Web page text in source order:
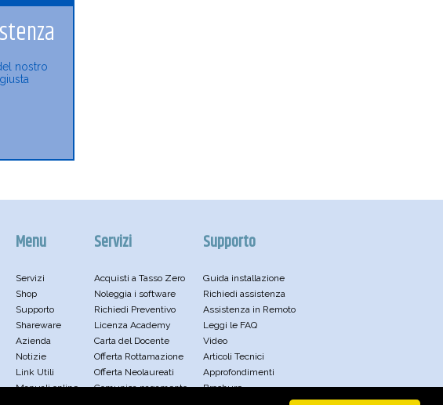
nostro
Menu
Servizi
Shop
Supporto
Shareware
Azienda
Notizie
Link Utili
Manuali online
Servizi
Acquisti a Tasso Zero
Noleggia i software
Richiedi Preventivo
Licenza Academy
Carta del Docente
Offerta Rottamazione
Offerta Neolaureati
Comunica pagamento
Supporto
Guida installazione
Richiedi assistenza
Assistenza in Remoto
Leggi le FAQ
Video
Articoli Tecnici
Approfondimenti
Brochure